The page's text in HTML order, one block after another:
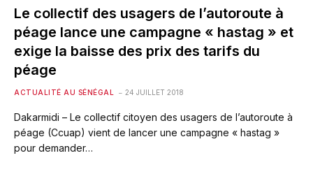
Le collectif des usagers de l’autoroute à
péage lance une campagne « hastag » et
exige la baisse des prix des tarifs du
péage
ACTUALITÉ AU SÉNÉGAL 24 JUILLET 2018
Dakarmidi – Le collectif citoyen des usagers de l’autoroute à
péage (Ccuap) vient de lancer une campagne « hastag »
pour demander…